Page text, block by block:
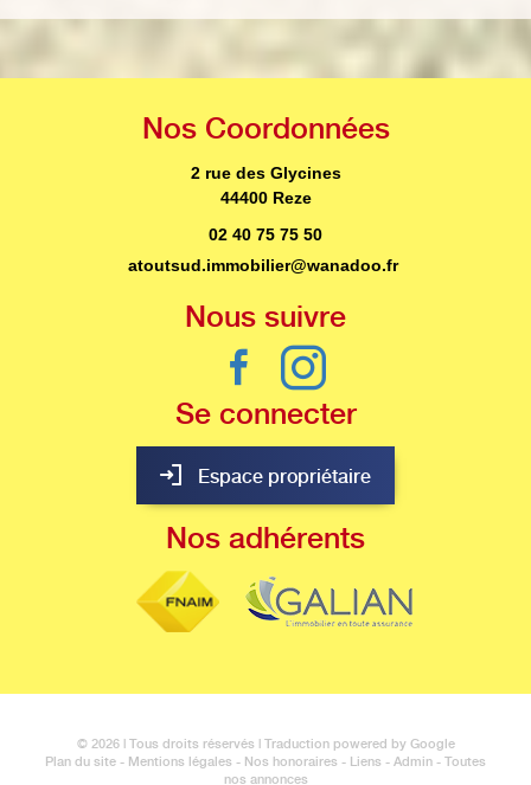
Nos Coordonnées
2 rue des Glycines
44400 Reze
02 40 75 75 50
atoutsud.immobilier@wanadoo.fr
Nous suivre
Se connecter
Espace propriétaire
Nos adhérents
© 2026 | Tous droits réservés | Traduction powered by Google
Plan du site - Mentions légales - Nos honoraires - Liens - Admin - Toutes
nos annonces